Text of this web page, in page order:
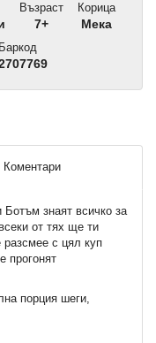
Възраст
7+
Корица
Мека
Коментари
знаят всичко за
от тях ще ти
с цял куп
прогонят
порция шеги,